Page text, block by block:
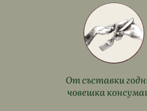
От съставки
човешка